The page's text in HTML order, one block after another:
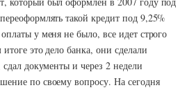
такой кредит под 9,25%
у меня не было, все идет строго
это дело банка, они сделали
документы и через 2 недели
по своему вопросу. На сегодня